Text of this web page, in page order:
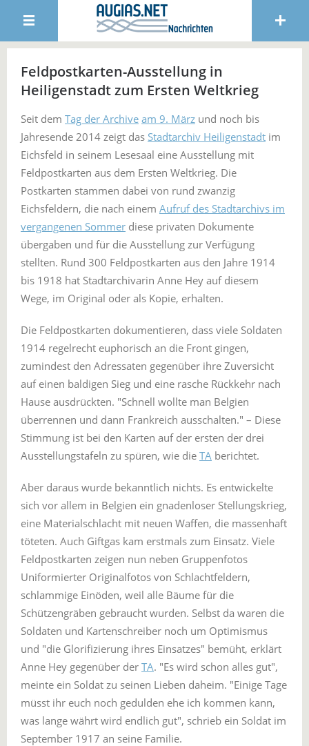
Feldpostkarten-Ausstellung in
Heiligenstadt zum Ersten Weltkrieg
Seit dem Tag der Archive am 9. März und noch bis
Jahresende 2014 zeigt das Stadtarchiv Heiligenstadt im
Eichsfeld in seinem Lesesaal eine Ausstellung mit
Feldpostkarten aus dem Ersten Weltkrieg. Die
Postkarten stammen dabei von rund zwanzig
Eichsfeldern, die nach einem Aufruf des Stadtarchivs im
vergangenen Sommer diese privaten Dokumente
übergaben und für die Ausstellung zur Verfügung
stellten. Rund 300 Feldpostkarten aus den Jahre 1914
bis 1918 hat Stadtarchivarin Anne Hey auf diesem
Wege, im Original oder als Kopie, erhalten.
Die Feldpostkarten dokumentieren, dass viele Soldaten
1914 regelrecht euphorisch an die Front gingen,
zumindest den Adressaten gegenüber ihre Zuversicht
auf einen baldigen Sieg und eine rasche Rückkehr nach
Hause ausdrückten. "Schnell wollte man Belgien
überrennen und dann Frankreich ausschalten." – Diese
Stimmung ist bei den Karten auf der ersten der drei
Ausstellungstafeln zu spüren, wie die TA berichtet.
Aber daraus wurde bekanntlich nichts. Es entwickelte
sich vor allem in Belgien ein gnadenloser Stellungskrieg,
eine Materialschlacht mit neuen Waffen, die massenhaft
töteten. Auch Giftgas kam erstmals zum Einsatz. Viele
Feldpostkarten zeigen nun neben Gruppenfotos
Uniformierter Originalfotos von Schlachtfeldern,
schlammige Einöden, weil alle Bäume für die
Schützengräben gebraucht wurden. Selbst da waren die
Soldaten und Kartenschreiber noch um Optimismus
und "die Glorifizierung ihres Einsatzes" bemüht, erklärt
Anne Hey gegenüber der TA. "Es wird schon alles gut",
meinte ein Soldat zu seinen Lieben daheim. "Einige Tage
müsst ihr euch noch gedulden ehe ich kommen kann,
was lange währt wird endlich gut", schrieb ein Soldat im
September 1917 an seine Familie.